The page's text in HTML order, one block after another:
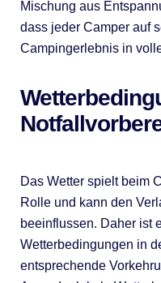
Mischung aus
dass jeder Camper auf
Campingerlebnis in
Das Wetter spielt beim
Rolle und kann den
beeinflussen. Daher ist
Wetterbedingungen in
entsprechende